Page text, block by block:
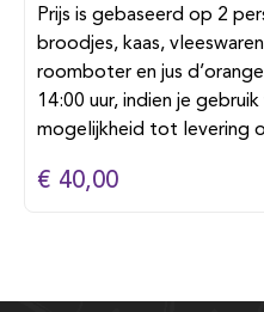
Prijs is gebaseerd op 2
broodjes, kaas,
roomboter en jus
14:00 uur, indien je
mogelijkheid tot levering
€ 40,00